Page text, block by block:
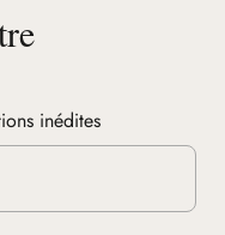
inédites